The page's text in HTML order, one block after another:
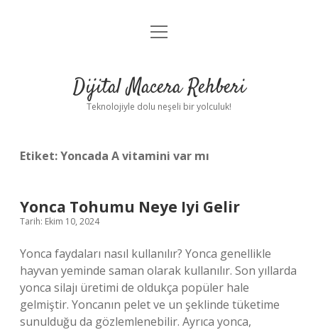
Anasayfa
Yasal Uyarı
menüyü
Dijital Macera Rehberi
Teknolojiyle dolu neşeli bir yolculuk!
Etiket:Yoncada A vitamini var mı
Yonca Tohumu Neye Iyi Gelir
Tarih: Ekim 10, 2024
Yonca faydaları nasıl kullanılır? Yonca genellikle
hayvan yeminde saman olarak kullanılır. Son yıllarda
yonca silajı üretimi de oldukça popüler hale
gelmiştir. Yoncanın pelet ve un şeklinde tüketime
sunulduğu da gözlemlenebilir. Ayrıca yonca,